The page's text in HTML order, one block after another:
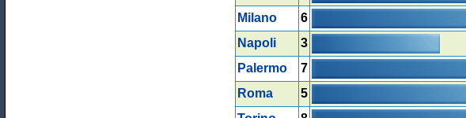
Milano
6
Napoli
3
Palermo
7
Roma
5